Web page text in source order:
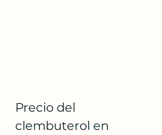
Precio del
clembuterol en